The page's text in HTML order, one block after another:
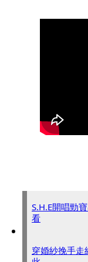
S.H.E開唱勁
看
穿婚紗挽手